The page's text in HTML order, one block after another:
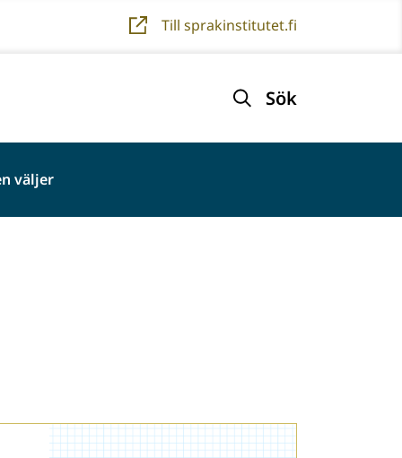
Till sprakinstitutet.fi
Sök
väljer